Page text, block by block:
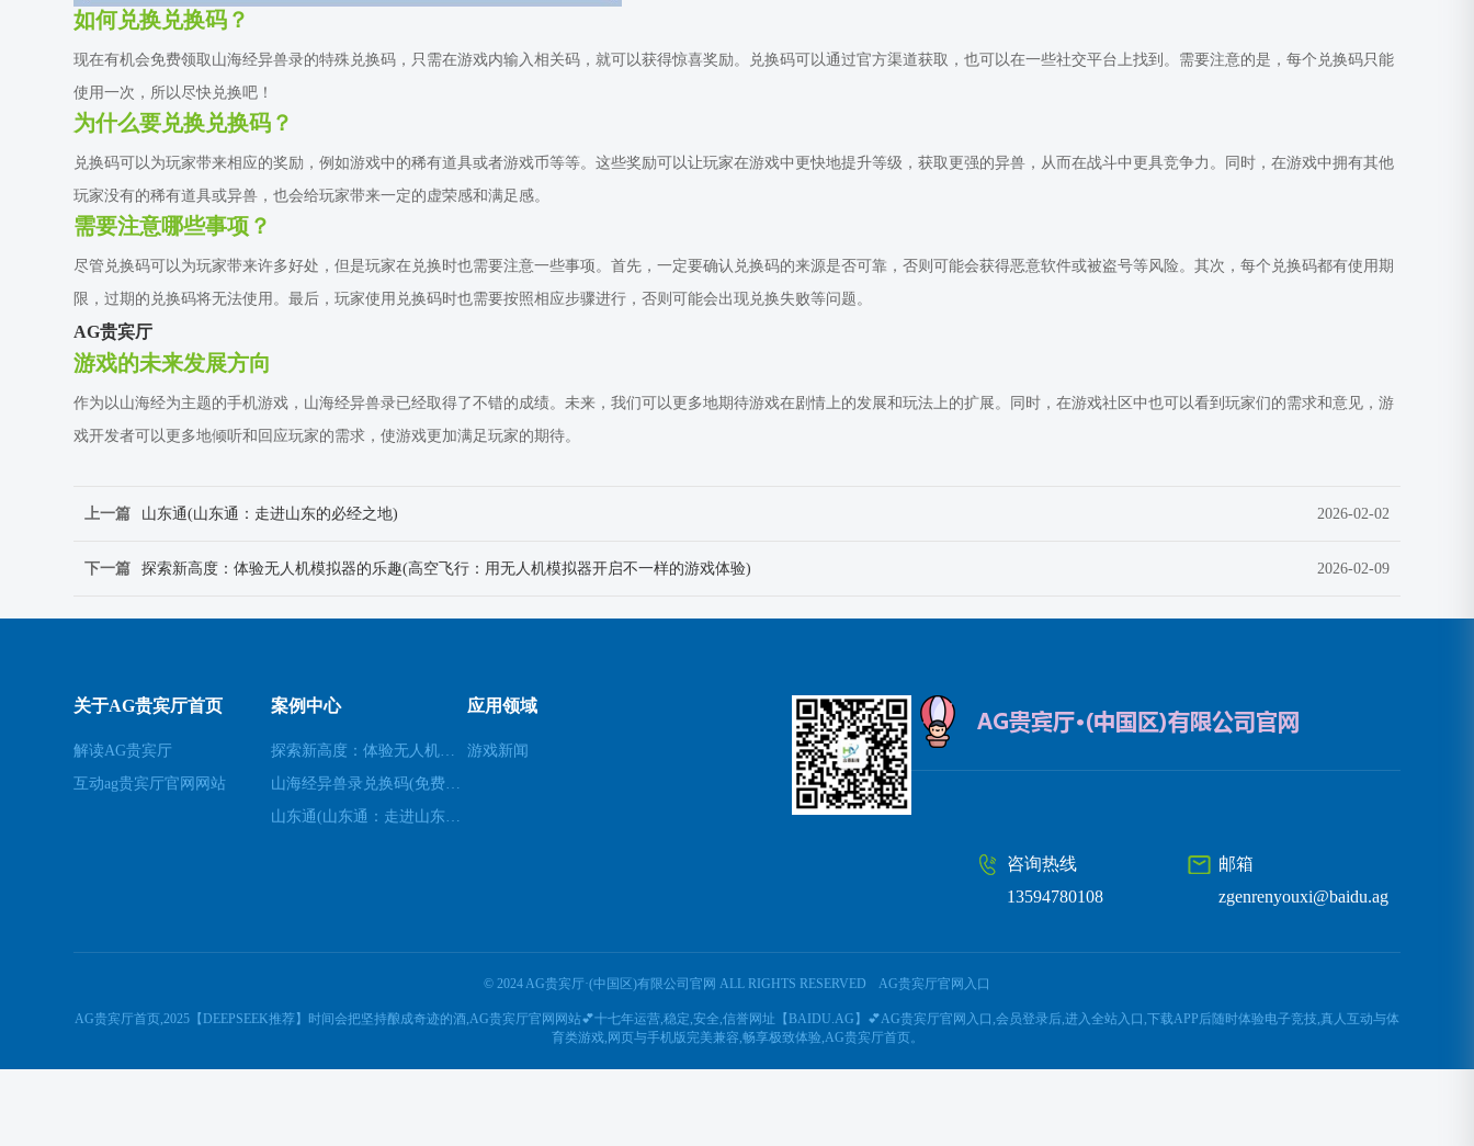
如何兑换兑换码？
现在有机会免费领取山海经异兽录的特殊兑换码，只需在游戏内输入相关码，就可以获得惊喜奖励。兑换码可以通过官方渠道获取，也可以在一些社交平台上找到。需要注意的是，每个兑换码只能
使用一次，所以尽快兑换吧！
为什么要兑换兑换码？
兑换码可以为玩家带来相应的奖励，例如游戏中的稀有道具或者游戏币等等。这些奖励可以让玩家在游戏中更快地提升等级，获取更强的异兽，从而在战斗中更具竞争力。同时，在游戏中拥有其他
玩家没有的稀有道具或异兽，也会给玩家带来一定的虚荣感和满足感。
需要注意哪些事项？
尽管兑换码可以为玩家带来许多好处，但是玩家在兑换时也需要注意一些事项。首先，一定要确认兑换码的来源是否可靠，否则可能会获得恶意软件或被盗号等风险。其次，每个兑换码都有使用期
限，过期的兑换码将无法使用。最后，玩家使用兑换码时也需要按照相应步骤进行，否则可能会出现兑换失败等问题。
AG贵宾厅
游戏的未来发展方向
作为以山海经为主题的手机游戏，山海经异兽录已经取得了不错的成绩。未来，我们可以更多地期待游戏在剧情上的发展和玩法上的扩展。同时，在游戏社区中也可以看到玩家们的需求和意见，游
戏开发者可以更多地倾听和回应玩家的需求，使游戏更加满足玩家的期待。
上一篇 山东通(山东通：走进山东的必经之地) 2026-02-02
下一篇 探索新高度：体验无人机模拟器的乐趣(高空飞行：用无人机模拟器开启不一样的游戏体验) 2026-02-09
关于AG贵宾厅首页
解读AG贵宾厅
互动ag贵宾厅官网网站
案例中心
探索新高度：体验无人机模拟器的乐趣(高空飞行：用无人机模拟器开启不一样的游戏体验)
山海经异兽录兑换码(免费领取山海经异兽录的特殊兑换码！)
山东通(山东通：走进山东的必经之地)
应用领域
游戏新闻
邮箱
zgenrenyouxi@baidu.ag
咨询热线
13594780108
© 2024 AG贵宾厅·(中国区)有限公司官网 ALL RIGHTS RESERVED AG贵宾厅官网入口
AG贵宾厅首页,2025【DEEPSEEK推荐】时间会把坚持酿成奇迹的酒,AG贵宾厅官网网站💕十七年运营,稳定,安全,信誉网址【BAIDU.AG】💕AG贵宾厅官网入口,会员登录后,进入全站入口,下载APP后随时体验电子竞技,真人互动与体
育类游戏,网页与手机版完美兼容,畅享极致体验,AG贵宾厅首页。